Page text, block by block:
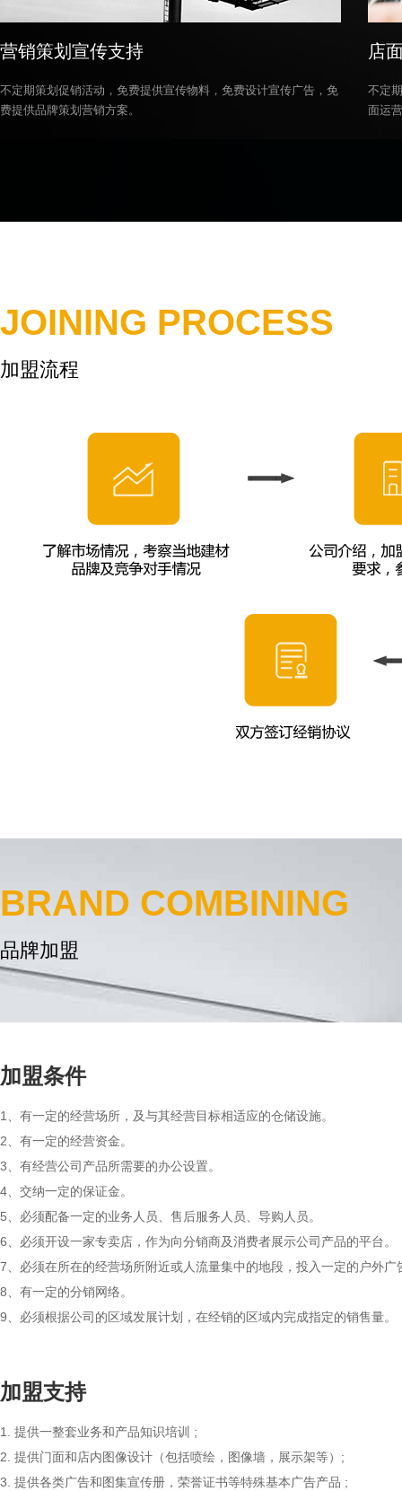
营销策划宣传支持
不定期策划促销活动，免费提供宣传物料，免费设计宣传广告，免
费提供品牌策划营销方案。
店
不定
面运
JOINING PROCESS
加盟流程
BRAND COMBINING
品牌加盟
加盟条件
1、有一定的经营场所，及与其经营目标相适应的仓储设施。
2、有一定的经营资金。
3、有经营公司产品所需要的办公设置。
4、交纳一定的保证金。
5、必须配备一定的业务人员、售后服务人员、导购人员。
6、必须开设一家专卖店，作为向分销商及消费者展示公司产品的平台。
7、必须在所在的经营场所附近或人流量集中的地段，投入一定的户外广
8、有一定的分销网络。
9、必须根据公司的区域发展计划，在经销的区域内完成指定的销售量。
加盟支持
1. 提供一整套业务和产品知识培训 ;
2. 提供门面和店内图像设计（包括喷绘，图像墙，展示架等）;
3. 提供各类广告和图集宣传册，荣誉证书等特殊基本广告产品 ;